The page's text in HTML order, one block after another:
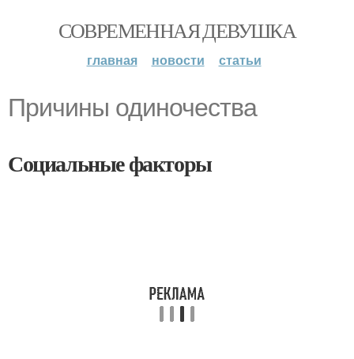
СОВРЕМЕННАЯ ДЕВУШКА
главная новости статьи
Причины одиночества
Социальные факторы